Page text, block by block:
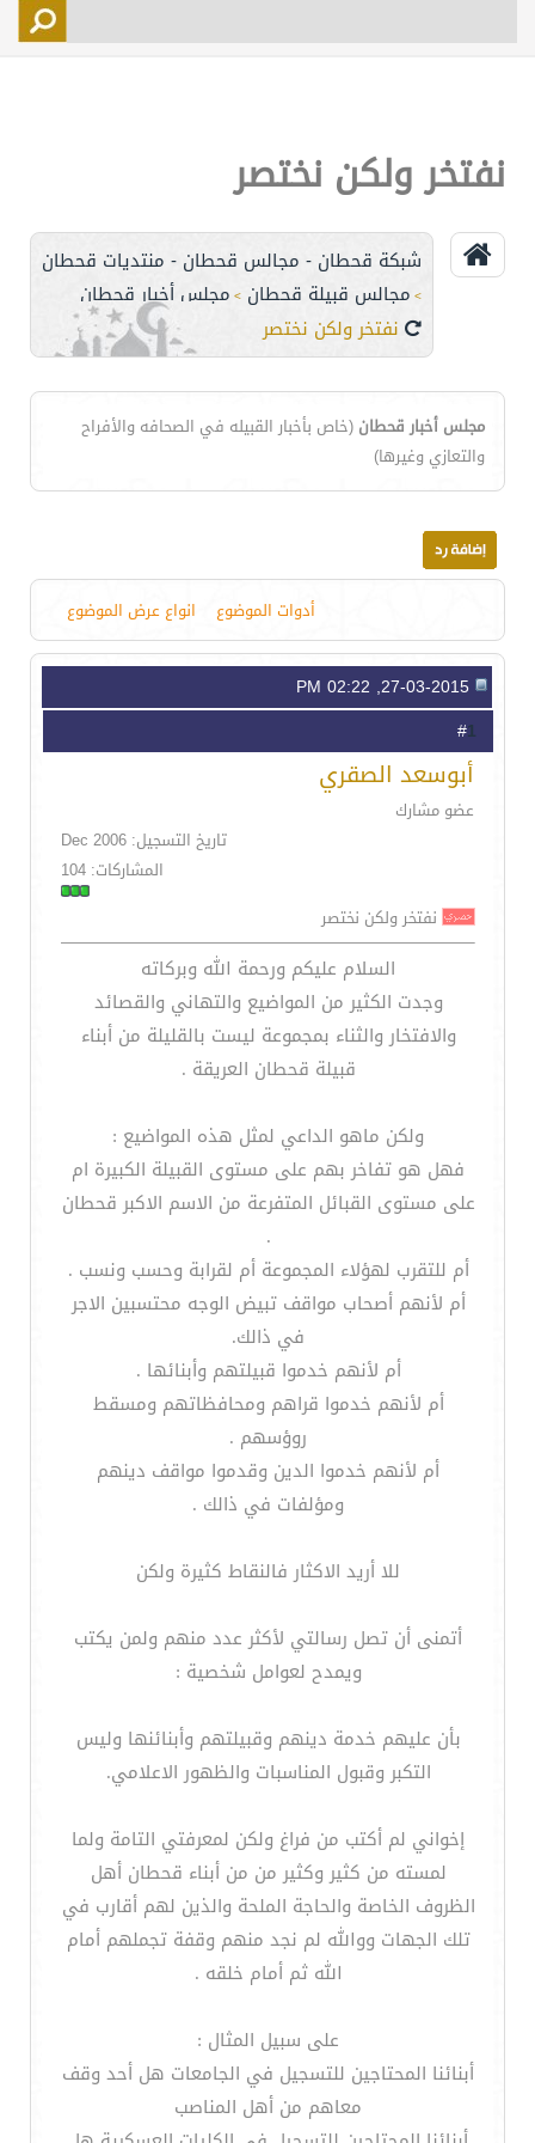
اتصل بنا
نفتخر ولكن نختصر
شبكة قحطان - مجالس قحطان - منتديات قحطان
> مجالس قبيلة قحطان > مجلس أخبار قحطان
نفتخر ولكن نختصر
مجلس أخبار قحطان (خاص بأخبار القبيله في الصحافه والأفراح
والتعازي وغيرها)
أدوات الموضوع انواع عرض الموضوع
1
أبوسعد الصقري
عضو مشارك
تاريخ التسجيل: Dec 2006
المشاركات: 104
نفتخر ولكن نختصر
السلام عليكم ورحمة الله وبركاته
وجدت الكثير من المواضيع والتهاني والقصائد
والافتخار والثناء بمجموعة ليست بالقليلة من أبناء
قبيلة قحطان العريقة .
ولكن ماهو الداعي لمثل هذه المواضيع :
فهل هو تفاخر بهم على مستوى القبيلة الكبيرة ام
على مستوى القبائل المتفرعة من الاسم الاكبر قحطان
.
أم للتقرب لهؤلاء المجموعة أم لقرابة وحسب ونسب .
أم لأنهم أصحاب مواقف تبيض الوجه محتسبين الاجر
في ذالك.
أم لأنهم خدموا قبيلتهم وأبنائها .
أم لأنهم خدموا قراهم ومحافظاتهم ومسقط
روؤسهم .
أم لأنهم خدموا الدين وقدموا مواقف دينهم
ومؤلفات في ذالك .
للا أريد الاكثار فالنقاط كثيرة ولكن
أتمنى أن تصل رسالتي لأكثر عدد منهم ولمن يكتب
ويمدح لعوامل شخصية :
بأن عليهم خدمة دينهم وقبيلتهم وأبنائنها وليس
التكبر وقبول المناسبات والظهور الاعلامي.
إخواني لم أكتب من فراغ ولكن لمعرفتي التامة ولما
لمسته من كثير وكثير من من أبناء قحطان أهل
الظروف الخاصة والحاجة الملحة والذين لهم أقارب في
تلك الجهات ووالله لم نجد منهم وقفة تجملهم أمام
الله ثم أمام خلقه .
على سبيل المثال :
أبنائنا المحتاجين للتسجيل في الجامعات هل أحد وقف
معاهم من أهل المناصب